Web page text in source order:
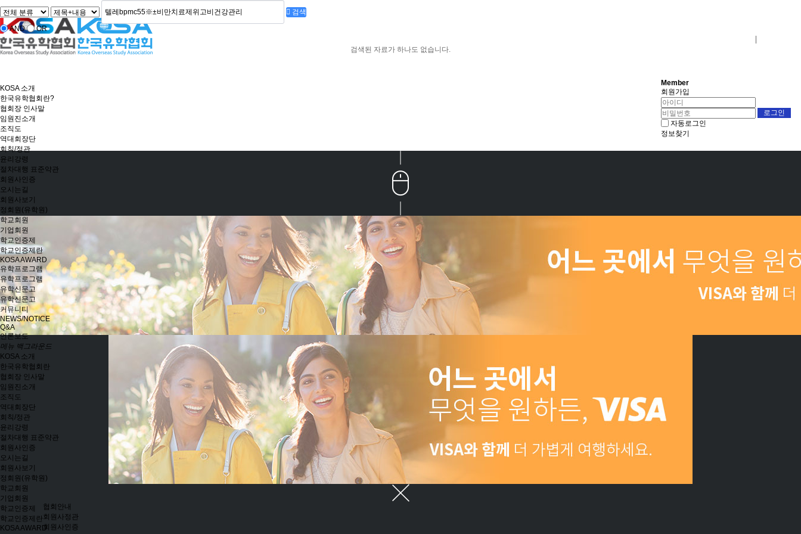
KOSA 소개
한국유학협회란?
협회장 인사말
임원진소개
조직도
역대회장단
회칙/정관
윤리강령
절차대행 표준약관
회원사인증
오시는길
회원사보기
정회원(유학원)
학교회원
기업회원
학교인증제
학교인증제란
KOSA AWARD
유학프로그램
유학프로그램
유학신문고
유학신문고
커뮤니티
NEWS/NOTICE
Q&A
언론보도
메뉴 백그라운드
KOSA 소개
한국유학협회란
협회장 인사말
임원진소개
조직도
역대회장단
회칙/정관
윤리강령
절차대행 표준약관
회원사인증
오시는길
회원사보기
정회원(유학원)
학교회원
기업회원
학교인증제
학교인증제란
KOSA AWARD
검색
AND OR
검색된 자료가 하나도 없습니다.
Member
회원가입
자동로그인
정보찾기
협회안내
회원사정관
회원사인증